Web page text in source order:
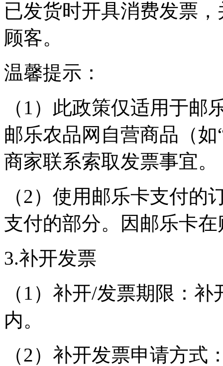
已发货时开具消费发票
顾客。
温馨提示：
（1）此政策仅适用于
邮乐农品网自营商品（
商家联系索取发票事宜。
（2）使用邮乐卡支付
支付的部分。因邮乐卡
3.补开发票
（1）补开/发票期限：
内。
（2）补开发票申请方